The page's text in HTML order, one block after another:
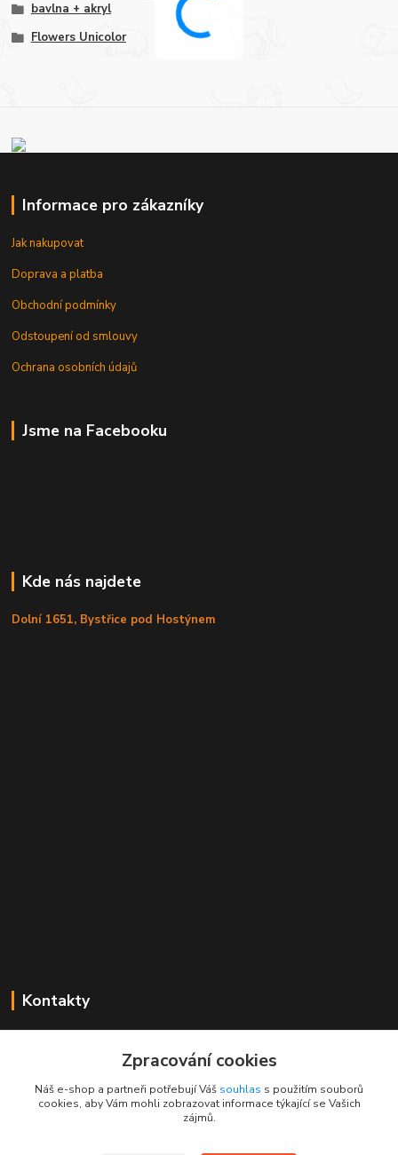
bavlna + akryl
Flowers Unicolor
Informace pro zákazníky
Jak nakupovat
Doprava a platba
Obchodní podmínky
Odstoupení od smlouvy
Ochrana osobních údajů
Jsme na Facebooku
Kde nás najdete
Dolní 1651, Bystřice pod Hostýnem
Kontakty
+420 725 613 837
info@rajklubicek.cz
Zpracování cookies
Náš e-shop a partneři potřebují Váš souhlas s použitím souborů
cookies, aby Vám mohli zobrazovat informace týkající se Vašich
zájmů.